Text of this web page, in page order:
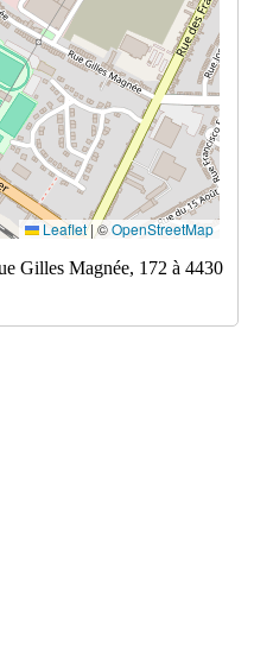
Leaflet|©OpenStreetMap
Gilles Magnée, 172 à 4430